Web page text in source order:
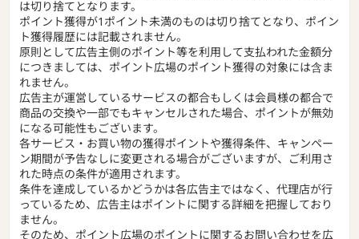
は切り捨てとなります。
ポイント獲得が1ポイント未満のものは切り捨てとなり、ポイン
ト獲得履歴には記載されません。
原則として広告主側のポイント等を利用して支払われた金額分
につきましては、ポイント広場のポイント獲得の対象には含ま
れません。
広告主が運営しているサービスの都合もしくは会員様の都合で
商品の交換や一部でもキャンセルされた場合、ポイントが無効
になる可能性もございます。
各サービス・お買い物の獲得ポイントや獲得条件、キャンペー
ン期間が予告なしに変更される場合がございますが、ご利用さ
れた時点の条件が適用されます。
条件を達成しているかどうかは各広告主ではなく、代理店が行
っているため、広告主はポイントに関する詳細を把握しており
ません。
そのため、ポイント広場のポイントに関するお問い合わせを広